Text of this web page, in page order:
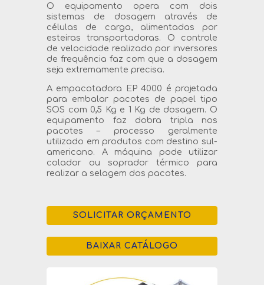
O equipamento opera com dois
sistemas de dosagem através de
células de carga, alimentadas por
esteiras transportadoras. O controle
de velocidade realizado por inversores
de frequência faz com que a dosagem
seja extremamente precisa.
A empacotadora EP 4000 é projetada
para embalar pacotes de papel tipo
SOS com 0,5 Kg e 1 Kg de dosagem. O
equipamento faz dobra tripla nos
pacotes – processo geralmente
utilizado em produtos com destino sul-
americano. A máquina pode utilizar
colador ou soprador térmico para
realizar a selagem dos pacotes.
SOLICITAR ORÇAMENTO
BAIXAR CATÁLOGO